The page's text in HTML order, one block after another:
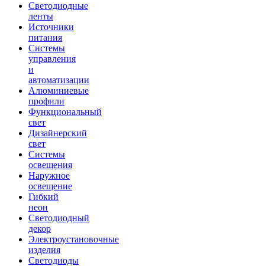
Светодиодные
ленты
Источники
питания
Системы
управления
и
автоматизации
Алюминиевые
профили
Функциональный
свет
Дизайнерский
свет
Системы
освещения
Наружное
освещение
Гибкий
неон
Светодиодный
декор
Электроустановочные
изделия
Светодиоды